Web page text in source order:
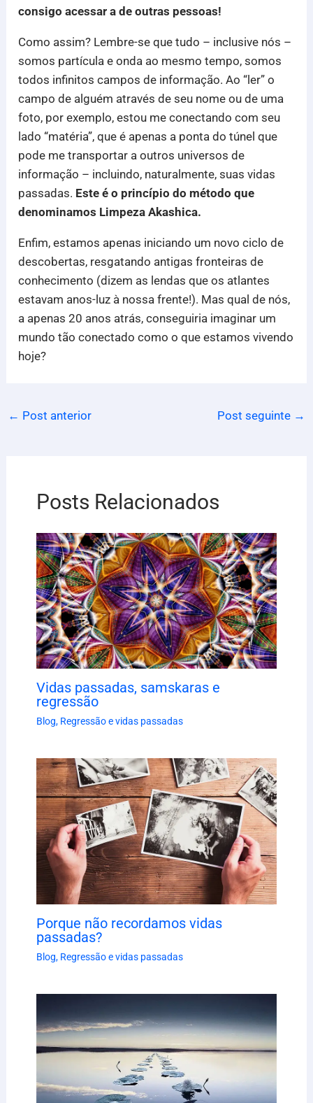
consigo acessar a de outras pessoas!
Como assim? Lembre-se que tudo – inclusive nós –
somos partícula e onda ao mesmo tempo, somos
todos infinitos campos de informação. Ao “ler” o
campo de alguém através de seu nome ou de uma
foto, por exemplo, estou me conectando com seu
lado “matéria”, que é apenas a ponta do túnel que
pode me transportar a outros universos de
informação – incluindo, naturalmente, suas vidas
passadas. Este é o princípio do método que
denominamos Limpeza Akashica.
Enfim, estamos apenas iniciando um novo ciclo de
descobertas, resgatando antigas fronteiras de
conhecimento (dizem as lendas que os atlantes
estavam anos-luz à nossa frente!). Mas qual de nós,
a apenas 20 anos atrás, conseguiria imaginar um
mundo tão conectado como o que estamos vivendo
hoje?
← Post anterior Post seguinte →
Posts Relacionados
Vidas passadas, samskaras e
regressão
Blog, Regressão e vidas passadas
Porque não recordamos vidas
passadas?
Blog, Regressão e vidas passadas